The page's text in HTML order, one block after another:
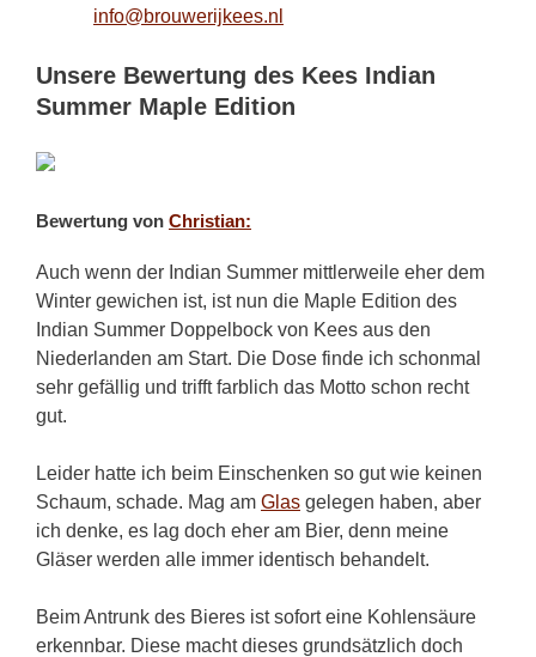
info@brouwerijkees.nl
Unsere Bewertung des Kees Indian
Summer Maple Edition
Bewertung von Christian:
Auch wenn der Indian Summer mittlerweile eher dem
Winter gewichen ist, ist nun die Maple Edition des
Indian Summer Doppelbock von Kees aus den
Niederlanden am Start. Die Dose finde ich schonmal
sehr gefällig und trifft farblich das Motto schon recht
gut.
Leider hatte ich beim Einschenken so gut wie keinen
Schaum, schade. Mag am Glas gelegen haben, aber
ich denke, es lag doch eher am Bier, denn meine
Gläser werden alle immer identisch behandelt.
Beim Antrunk des Bieres ist sofort eine Kohlensäure
erkennbar. Diese macht dieses grundsätzlich doch